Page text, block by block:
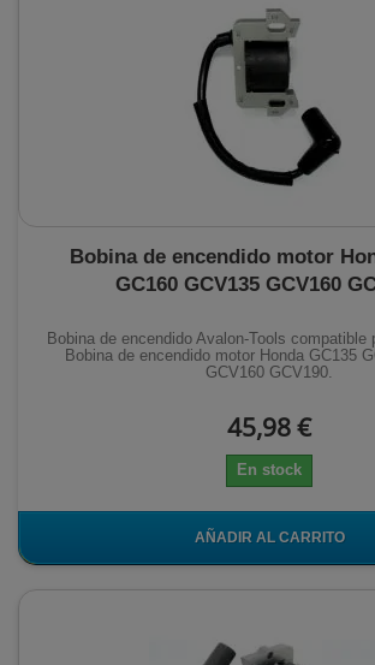
Bobina de encendido motor
GC160 GCV135 GCV160
Bobina de encendido Avalon-Tools compatible
Bobina de encendido motor Honda GC135
GCV160 GCV190.
45,98 €
En stock
AÑADIR AL CARRITO